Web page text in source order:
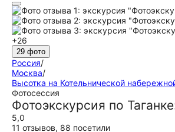
+26
29 фото
Россия/
Москва/
Высотка на Котельнической
Фотосессия
Фотоэкскурсия по
5,0
11 отзывов, 88 посетили